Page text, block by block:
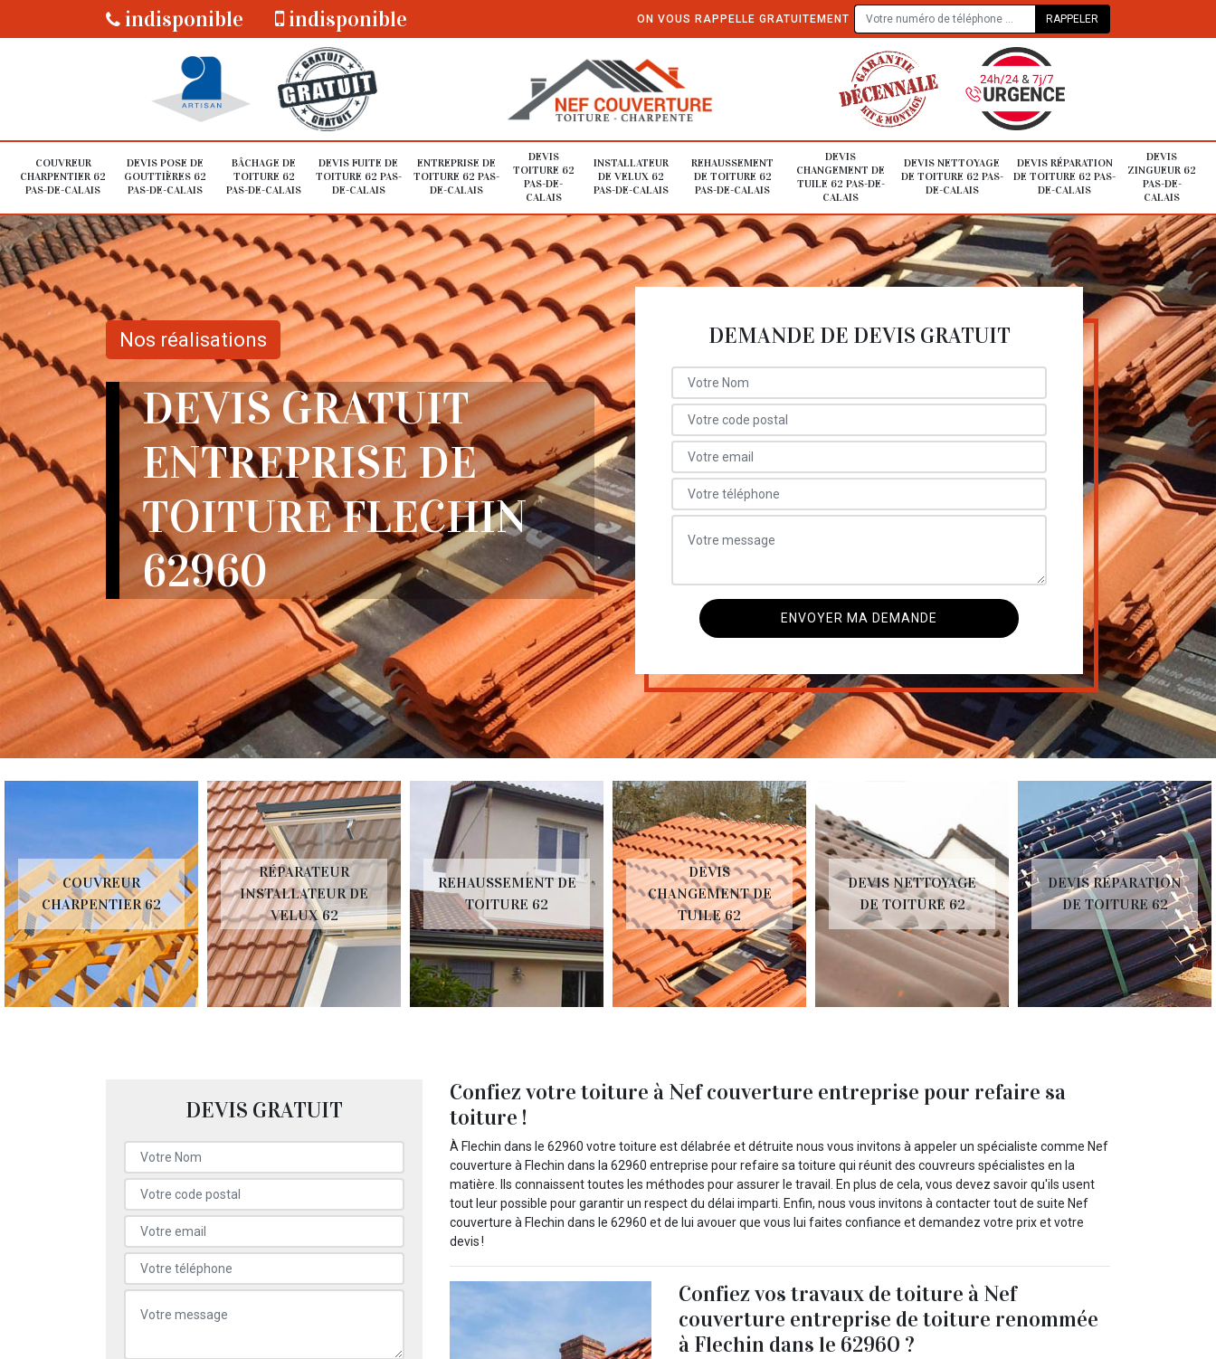
indisponible indisponible ON VOUS RAPPELLE GRATUITEMENT
COUVREUR
CHARPENTIER 62
PAS-DE-CALAIS
DEVIS POSE DE
GOUTTIÈRES 62
PAS-DE-CALAIS
BÂCHAGE DE
TOITURE 62
PAS-DE-CALAIS
DEVIS FUITE DE
TOITURE 62 PAS-
DE-CALAIS
ENTREPRISE DE
TOITURE 62 PAS-
DE-CALAIS
DEVIS
TOITURE 62
PAS-DE-
CALAIS
INSTALLATEUR
DE VELUX 62
PAS-DE-CALAIS
REHAUSSEMENT
DE TOITURE 62
PAS-DE-CALAIS
DEVIS
CHANGEMENT DE
TUILE 62 PAS-DE-
CALAIS
DEVIS NETTOYAGE
DE TOITURE 62 PAS-
DE-CALAIS
DEVIS RÉPARATION
DE TOITURE 62 PAS-
DE-CALAIS
DEVIS
ZINGUEUR 62
PAS-DE-
CALAIS
Nos réalisations
DEVIS GRATUIT
ENTREPRISE DE
TOITURE FLECHIN
62960
DEMANDE DE DEVIS GRATUIT
COUVREUR
CHARPENTIER 62
RÉPARATEUR
INSTALLATEUR DE
VELUX 62
REHAUSSEMENT DE
TOITURE 62
DEVIS
CHANGEMENT DE
TUILE 62
DEVIS NETTOYAGE
DE TOITURE 62
DEVIS RÉPARATION
DE TOITURE 62
DEVIS GRATUIT
Confiez votre toiture à Nef couverture entreprise pour refaire sa
toiture !
À Flechin dans le 62960 votre toiture est délabrée et détruite nous vous invitons à appeler un spécialiste comme Nef
couverture à Flechin dans la 62960 entreprise pour refaire sa toiture qui réunit des couvreurs spécialistes en la
matière. Ils connaissent toutes les méthodes pour assurer le travail. En plus de cela, vous devez savoir qu'ils usent
tout leur possible pour garantir un respect du délai imparti. Enfin, nous vous invitons à contacter tout de suite Nef
couverture à Flechin dans le 62960 et de lui avouer que vous lui faites confiance et demandez votre prix et votre
devis !
Confiez vos travaux de toiture à Nef
couverture entreprise de toiture renommée
à Flechin dans le 62960 ?